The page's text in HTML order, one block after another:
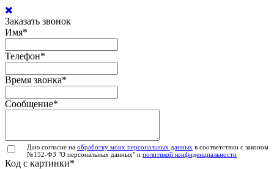
Заказать звонок
Имя*
Телефон*
Время звонка*
Сообщение*
Даю согласие на обработку моих персональных данных в соответствии с законом
№152-ФЗ "О персональных данных" и политикой конфиденциальности
Код с картинки*